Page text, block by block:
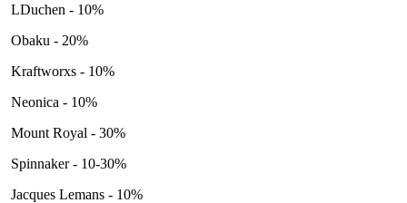
LDuchen - 10%
Obaku - 20%
Kraftworxs - 10%
Neonica - 10%
Mount Royal - 30%
Spinnaker - 10-30%
Jacques Lemans - 10%